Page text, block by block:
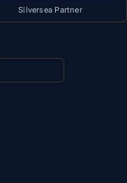
Silversea Partner